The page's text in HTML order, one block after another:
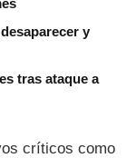
y
tras ataque a
críticos como